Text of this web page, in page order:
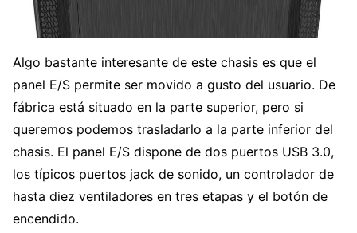
Algo bastante interesante de este chasis es que el
panel E/S permite ser movido a gusto del usuario. De
fábrica está situado en la parte superior, pero si
queremos podemos trasladarlo a la parte inferior del
chasis. El panel E/S dispone de dos puertos USB 3.0,
los típicos puertos jack de sonido, un controlador de
hasta diez ventiladores en tres etapas y el botón de
encendido.